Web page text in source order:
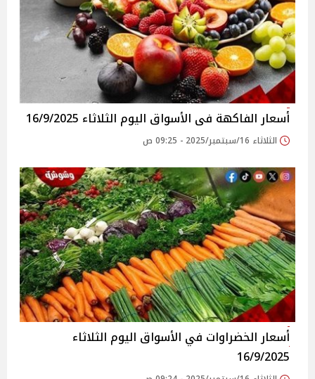
أسعار الفاكهة فى الأسواق‎‎ اليوم الثلاثاء 16/9/2025
الثلاثاء 16/سبتمبر/2025 - 09:25 ص
أسعار الخضراوات في الأسواق‎‎ اليوم الثلاثاء
16/9/2025